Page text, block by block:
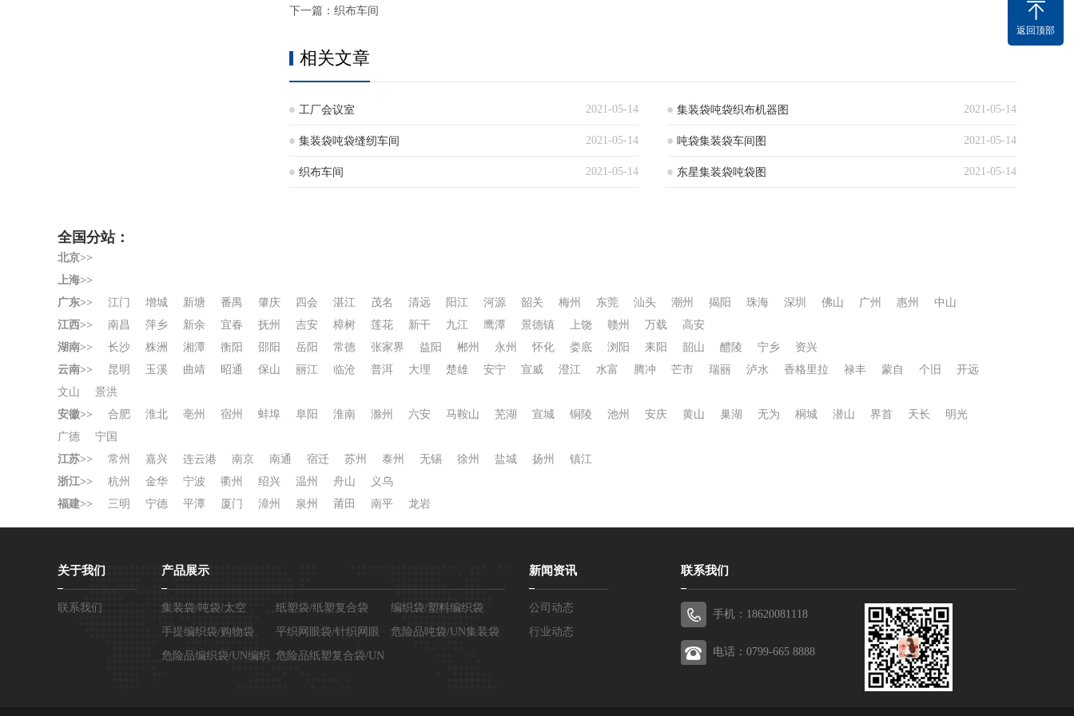
下一篇： 织布车间
相关文章
2021-05-14
工厂会议室 2021-05-14
集装袋吨袋织布机器图
2021-05-14
集装袋吨袋缝纫车间 2021-05-14
吨袋集装袋车间图
2021-05-14
织布车间 2021-05-14
东星集装袋吨袋图
全国分站：
北京>>
上海>>
广东>>
江门 增城 新塘 番禺 肇庆 四会 湛江 茂名 清远 阳江 河源 韶关 梅州 东莞 汕头 潮州 揭阳 珠海 深圳 佛山 广州 惠州
中山
江西>>
南昌 萍乡 新余 宜春 抚州 吉安 樟树 莲花 新干 九江 鹰潭 景德镇 上饶 赣州 万载
高安
湖南>>
长沙 株洲 湘潭 衡阳 邵阳 岳阳 常德 张家界 益阳 郴州 永州 怀化 娄底 浏阳 耒阳 韶山 醴陵 宁乡
资兴
云南>>
昆明 玉溪 曲靖 昭通 保山 丽江 临沧 普洱 大理 楚雄 安宁 宣威 澄江 水富 腾冲 芒市 瑞丽 泸水 香格里拉 禄丰 蒙自 个旧
开远
文山
景洪
安徽>>
合肥 淮北 亳州 宿州 蚌埠 阜阳 淮南 滁州 六安 马鞍山 芜湖 宣城 铜陵 池州 安庆 黄山 巢湖 无为 桐城 潜山 界首 天长
明光
广德
宁国
江苏>>
常州 嘉兴 连云港 南京 南通 宿迁 苏州 泰州 无锡 徐州 盐城 扬州
镇江
浙江>>
杭州 金华 宁波 衢州 绍兴 温州 舟山
义乌
福建>>
三明 宁德 平潭 厦门 漳州 泉州 莆田 南平 龙岩
关于我们
联系我们
产品展示
集装袋/吨袋/太空
袋/FIBC
纸塑袋/纸塑复合袋
编织袋/塑料编织袋
手提编织袋/购物袋
平织网眼袋/针织网眼
袋
危险品吨袋/UN集装袋
危险品编织袋/UN编织 危险品纸塑复合袋/UN
新闻资讯
公司动态
行业动态
联系我们
手机：18620081118
电话：0799-665 8888
返回顶部